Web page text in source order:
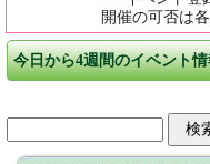
開催の可否は
今日から4週間のイベン